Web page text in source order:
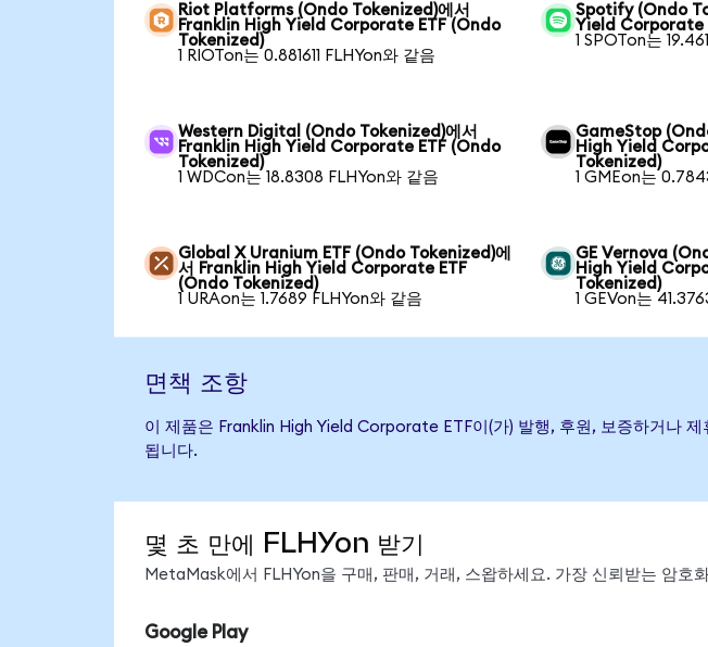
Riot Platforms (Ondo Tokenized)에서
Franklin High Yield Corporate ETF (Ondo
Tokenized)
1 RIOTon는 0.881611 FLHYon와 같음
Spotify (Ondo
Yield Corporate
1 SPOTon는
Western Digital (Ondo Tokenized)에서
Franklin High Yield Corporate ETF (Ondo
Tokenized)
1 WDCon는 18.8308 FLHYon와 같음
GameStop
High Yield
Tokenized)
1 GMEon는
Global X Uranium ETF (Ondo Tokenized)에
서 Franklin High Yield Corporate ETF
(Ondo Tokenized)
1 URAon는 1.7689 FLHYon와 같음
GE Vernova
High Yield
Tokenized)
1 GEVon는
면책 조항
이 제품은 Franklin High Yield Corporate ETF이(가) 발행, 후원, 보증하거나
됩니다.
몇 초 만에 FLHYon 받기
MetaMask에서 FLHYon을 구매, 판매, 거래, 스왑하세요. 가장 신뢰받는 암호
Google Play